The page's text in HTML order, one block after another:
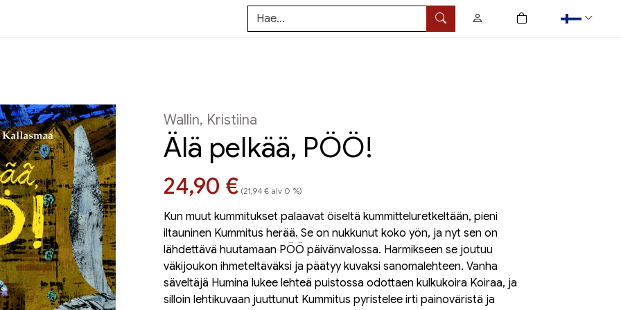
Hae
0
tuotetta ostoskorissa
Wallin, Kristiina
Älä pelkää, PÖÖ!
Hinta nyt
24,90 € (21,94 € alv 0 %)
Kun muut kummitukset palaavat öiseltä kummitteluretkeltään, pieni
iltauninen Kummitus herää. Se on nukkunut koko yön, ja nyt sen on
lähdettävä huutamaan PÖÖ päivänvalossa. Harmikseen se joutuu
väkijoukon ihmeteltäväksi ja päätyy kuvaksi sanomalehteen. Vanha
säveltäjä Humina lukee lehteä puistossa odottaen kulkukoira Koiraa, ja
silloin lehtikuvaan juuttunut Kummitus pyristelee irti painoväristä ja